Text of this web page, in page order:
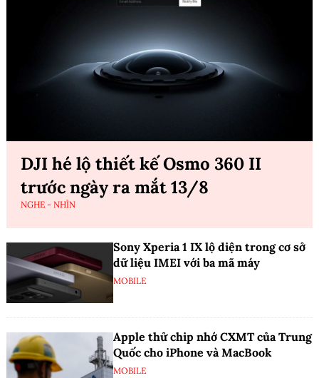
DJI hé lộ thiết kế Osmo 360 II
trước ngày ra mắt 13/8
NGHE - NHÌN
Sony Xperia 1 IX lộ diện trong cơ sở
dữ liệu IMEI với ba mã máy
MOBILE
Apple thử chip nhớ CXMT của Trung
Quốc cho iPhone và MacBook
MOBILE